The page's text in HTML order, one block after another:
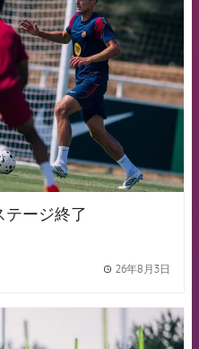
ージ終了
26年8月3日